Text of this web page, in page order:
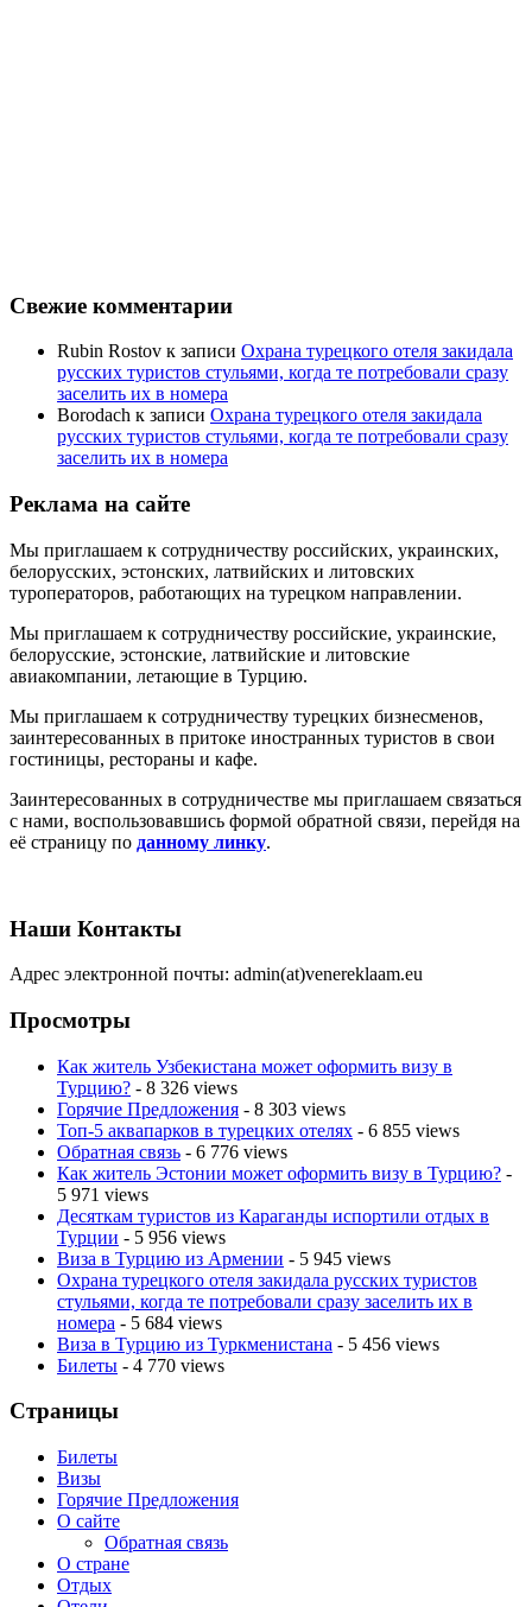
Свежие комментарии
Rubin Rostov к записи Охрана турецкого отеля закидала
русских туристов стульями, когда те потребовали сразу
заселить их в номера
Borodach к записи Охрана турецкого отеля закидала
русских туристов стульями, когда те потребовали сразу
заселить их в номера
Реклама на сайте
Мы приглашаем к сотрудничеству российских, украинских,
белорусских, эстонских, латвийских и литовских
туроператоров, работающих на турецком направлении.
Мы приглашаем к сотрудничеству российские, украинские,
белорусские, эстонские, латвийские и литовские
авиакомпании, летающие в Турцию.
Мы приглашаем к сотрудничеству турецких бизнесменов,
заинтересованных в притоке иностранных туристов в свои
гостиницы, рестораны и кафе.
Заинтересованных в сотрудничестве мы приглашаем связаться
с нами, воспользовавшись формой обратной связи, перейдя на
её страницу по данному линку.
Наши Контакты
Адрес электронной почты: admin(at)venereklaam.eu
Просмотры
Как житель Узбекистана может оформить визу в
Турцию? - 8 326 views
Горячие Предложения - 8 303 views
Топ-5 аквапарков в турецких отелях - 6 855 views
Обратная связь - 6 776 views
Как житель Эстонии может оформить визу в Турцию? -
5 971 views
Десяткам туристов из Караганды испортили отдых в
Турции - 5 956 views
Виза в Турцию из Армении - 5 945 views
Охрана турецкого отеля закидала русских туристов
стульями, когда те потребовали сразу заселить их в
номера - 5 684 views
Виза в Турцию из Туркменистана - 5 456 views
Билеты - 4 770 views
Страницы
Билеты
Визы
Горячие Предложения
О сайте
Обратная связь
О стране
Отдых